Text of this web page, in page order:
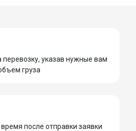
перевозку, указав нужные вам
груза
после отправки заявки